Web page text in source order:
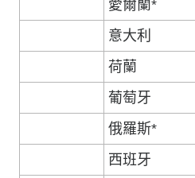
愛爾蘭*
意大利
荷蘭
葡萄牙
俄羅斯*
西班牙